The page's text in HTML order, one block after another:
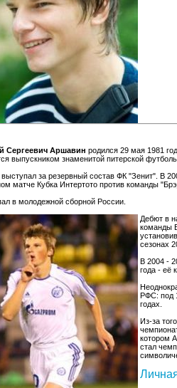
Сергеевич Аршавин родился 29 мая 1981
выпускником знаменитой питерской
за резервный состав ФК "Зенит". В
матче Кубка Интертото против команды
в молодежной сборной России.
Дебют в
команды
сезонах
В 2004 -
года - её
РФС: под
годах.
Из-за
котором
стал